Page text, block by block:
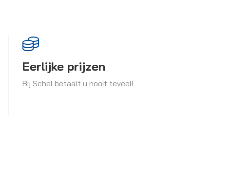
Eerlijke prijzen
Bij Schel betaalt u nooit teveel!